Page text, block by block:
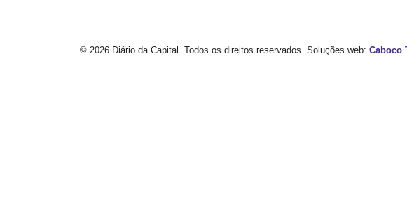
© 2026 Diário da Capital. Todos os direitos reservados. Soluções web: Caboco